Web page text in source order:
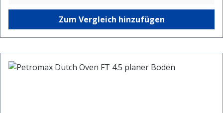
Zum Vergleich hinzufügen